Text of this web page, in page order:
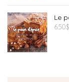
Le
6.50$